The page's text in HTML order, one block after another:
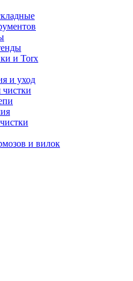
и Torx
и уход
и вилок